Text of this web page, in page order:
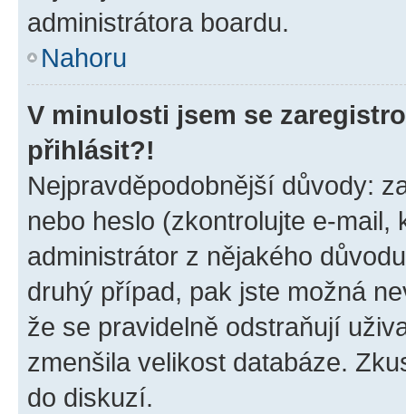
administrátora boardu.
Nahoru
V minulosti jsem se
přihlásit?!
Nejpravděpodobnější důvody:
nebo heslo (zkontrolujte e-
administrátor z nějakého
druhý případ, pak jste možná
že se pravidelně odstraňují
zmenšila velikost databáze.
do diskuzí.